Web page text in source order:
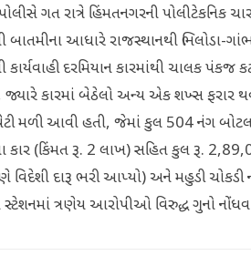
ગત રાત્રે હિંમતનગરની પોલીટેકનિક
બાતમીના આધારે રાજસ્થાનથી ભિલોડા-
કાર્યવાહી દરમિયાન કારમાંથી ચાલક
જ્યારે કારમાં બેઠેલો અન્ય એક શખ્સ ફરાર
મળી આવી હતી, જેમાં કુલ 504 નંગ
(કિંમત રૂ. 2 લાખ) સહિત કુલ રૂ.
દારૂ ભરી આપ્યો) અને મહુડી
ત્રણેય આરોપીઓ વિરુદ્ધ ગુનો